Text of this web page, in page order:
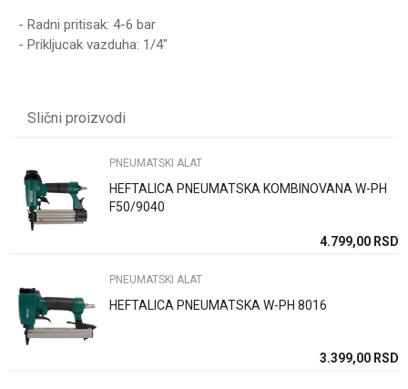
- Radni pritisak: 4-6 bar
- Prikljucak vazduha: 1/4"
Poruka
Anti-spam zaštita - izračunajte koliko je 2 + 3 :
Slični proizvodi
PNEUMATSKI ALAT
HEFTALICA PNEUMATSKA KOMBINOVANA W-PH
F50/9040
4.799,00 RSD
PNEUMATSKI ALAT
HEFTALICA PNEUMATSKA W-PH 8016
3.399,00 RSD